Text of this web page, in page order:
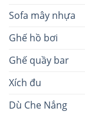
Sofa mây nhựa
Ghế hồ bơi
Ghế quầy bar
Xích đu
Dù Che Nắng